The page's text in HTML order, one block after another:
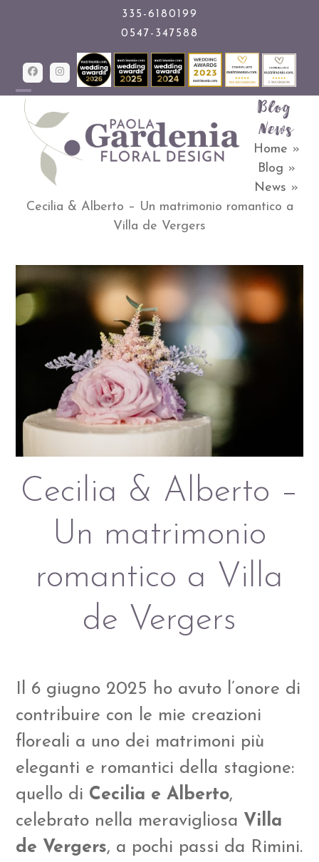
content
335-6180199
0547-347588
FacebookInstagram
Open
mobile
menu
Close
mobile
menu
Blog &
News
Home »
Blog »
News »
Cecilia & Alberto – Un matrimonio romantico a
Villa de Vergers
Cecilia & Alberto –
Un matrimonio
romantico a Villa
de Vergers
Il 6 giugno 2025 ho avuto l’onore di
contribuire con le mie creazioni
floreali a uno dei matrimoni più
eleganti e romantici della stagione:
quello di Cecilia e Alberto,
celebrato nella meravigliosa Villa
de Vergers, a pochi passi da Rimini.